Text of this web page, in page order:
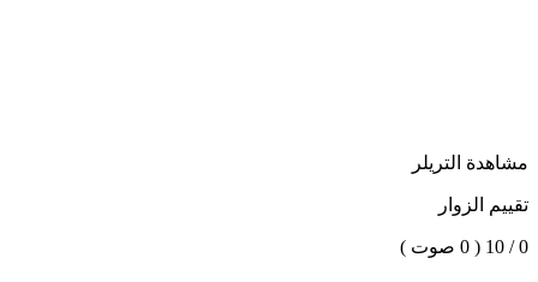
مشاهدة التريلر
تقييم الزوار
0 / 10 ( 0 صوت )